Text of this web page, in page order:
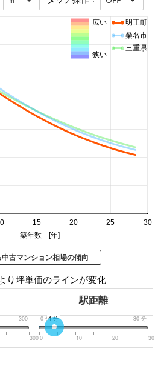
15 20 25 30
築年数 [年]
明正町
桑名市
三重県
広い
狭い
古マンション相場の傾向
り坪単価のラインが変化
駅距離
300
300
0 分 30 分
4分
0 10 20 30